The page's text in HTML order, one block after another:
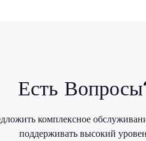
Есть
комплексное
поддерживать высокий